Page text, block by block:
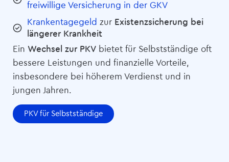
freiwillige Versicherung in der GKV
Krankentagegeld zur Existenzsicherung bei
längerer Krankheit
Ein Wechsel zur PKV bietet für Selbstständige oft
bessere Leistungen und finanzielle Vorteile,
insbesondere bei höherem Verdienst und in
jungen Jahren.
PKV für Selbstständige